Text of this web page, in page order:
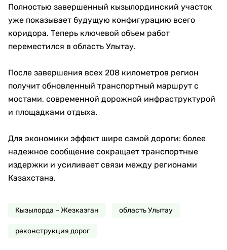
Полностью завершенный кызылординский участок
уже показывает будущую конфигурацию всего
коридора. Теперь ключевой объем работ
переместился в область Улытау.
После завершения всех 208 километров регион
получит обновленный транспортный маршрут с
мостами, современной дорожной инфраструктурой
и площадками отдыха.
Для экономики эффект шире самой дороги: более
надежное сообщение сокращает транспортные
издержки и усиливает связи между регионами
Казахстана.
Кызылорда – Жезказган область Улытау
реконструкция дорог